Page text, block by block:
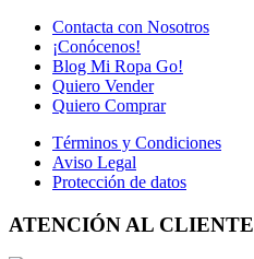
Contacta con Nosotros
¡Conócenos!
Blog Mi Ropa Go!
Quiero Vender
Quiero Comprar
Términos y Condiciones
Aviso Legal
Protección de datos
ATENCIÓN AL CLIENTE